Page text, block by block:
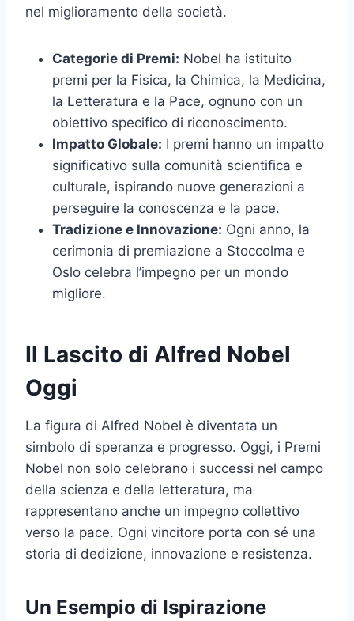
nel miglioramento della società.
Categorie di Premi: Nobel ha istituito
premi per la Fisica, la Chimica, la Medicina,
la Letteratura e la Pace, ognuno con un
obiettivo specifico di riconoscimento.
Impatto Globale: I premi hanno un impatto
significativo sulla comunità scientifica e
culturale, ispirando nuove generazioni a
perseguire la conoscenza e la pace.
Tradizione e Innovazione: Ogni anno, la
cerimonia di premiazione a Stoccolma e
Oslo celebra l’impegno per un mondo
migliore.
Il Lascito di Alfred Nobel
Oggi
La figura di Alfred Nobel è diventata un
simbolo di speranza e progresso. Oggi, i Premi
Nobel non solo celebrano i successi nel campo
della scienza e della letteratura, ma
rappresentano anche un impegno collettivo
verso la pace. Ogni vincitore porta con sé una
storia di dedizione, innovazione e resistenza.
Un Esempio di Ispirazione